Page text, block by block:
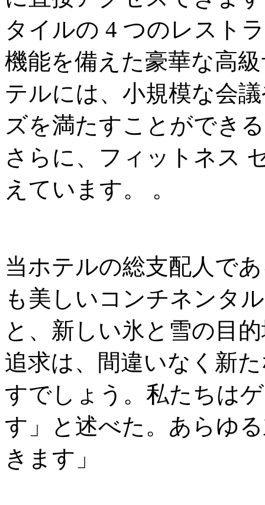
タイルの 4 つのレスト
機能を備えた豪華な高
テルには、小規模な会
ズを満たすことができ
さらに、フィットネス
えています。 。
当ホテルの総支配人で
も美しいコンチネンタ
と、新しい氷と雪の目
追求は、間違いなく新
すでしょう。私たちは
す」と述べた。あらゆ
きます」